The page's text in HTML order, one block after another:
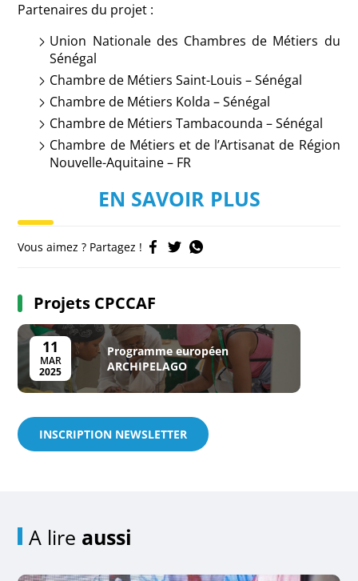
Partenaires du projet :
Union Nationale des Chambres de Métiers du
Sénégal
Chambre de Métiers Saint-Louis – Sénégal
Chambre de Métiers Kolda – Sénégal
Chambre de Métiers Tambacounda – Sénégal
Chambre de Métiers et de l’Artisanat de Région
Nouvelle-Aquitaine – FR
EN SAVOIR PLUS
Vous aimez ? Partagez !
Projets CPCCAF
11
MAR
2025
Programme européen
ARCHIPELAGO
INSCRIPTION NEWSLETTER
A lire aussi